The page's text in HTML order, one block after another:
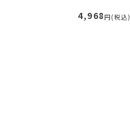
4,968円(税込)